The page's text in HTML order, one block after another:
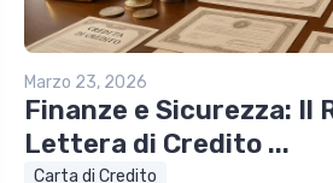
Marzo 23, 2026
Finanze e Sicurezza: Il
Lettera di Credito ...
Carta di Credito